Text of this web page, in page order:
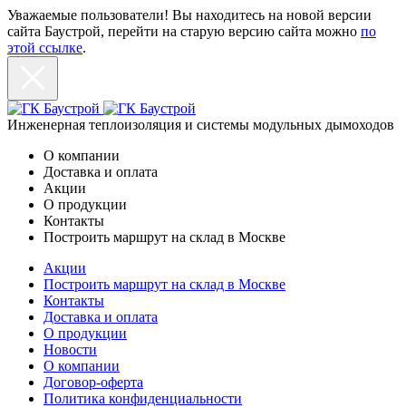
Уважаемые пользователи! Вы находитесь на новой версии
сайта Баустрой, перейти на старую версию сайта можно по
этой ссылке.
Инженерная теплоизоляция и системы модульных дымоходов
О компании
Доставка и оплата
Акции
О продукции
Контакты
Построить маршрут на склад в Москве
Акции
Построить маршрут на склад в Москве
Контакты
Доставка и оплата
О продукции
Новости
О компании
Договор-оферта
Политика конфиденциальности